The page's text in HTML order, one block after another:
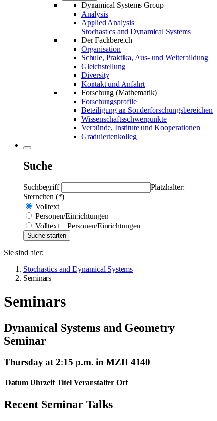
Dynamical Systems Group
Analysis
Applied Analysis
Stochastics and Dynamical Systems
Der Fachbereich
Organisation
Schule, Praktika, Aus- und Weiterbildung
Gleichstellung
Diversity
Kontakt und Anfahrt
Forschung (Mathematik)
Forschungsprofile
Beteiligung an Sonderforschungsbereichen
Wissenschaftsschwerpunkte
Verbünde, Institute und Kooperationen
Graduiertenkolleg
Suche
Suchbegriff
Platzhalter:
Sternchen (*)
Volltext
Personen/Einrichtungen
Volltext + Personen/Einrichtungen
Sie sind hier:
Stochastics and Dynamical Systems
Seminars
Seminars
Dynamical Systems and Geometry
Seminar
Thursday at 2:15 p.m. in MZH 4140
Datum Uhrzeit Titel Veranstalter Ort
Recent Seminar Talks